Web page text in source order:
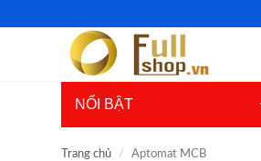
NỔI BẬT
Trang chủ Aptomat MCB